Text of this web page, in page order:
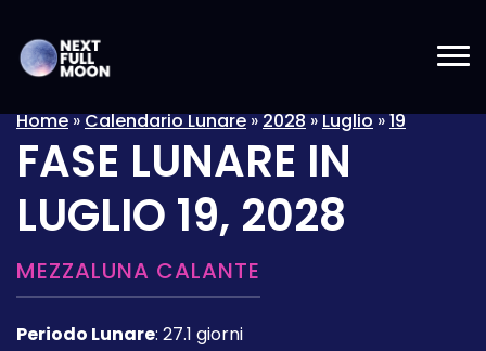
Home»Calendario Lunare»2028»Luglio»19
FASE LUNARE IN
LUGLIO 19, 2028
MEZZALUNA CALANTE
Periodo Lunare: 27.1 giorni